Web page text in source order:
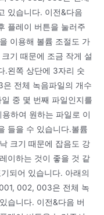
있습니다. 이전&다음
플레이 버튼을 눌러주
이용해 볼륨 조절도 가
기 때문에 조금 작게 설
.왼쪽 상단에 3자리 숫
전체 녹음파일의 개수
중 몇 번째 파일인지를
하여 원하는 파일로 이
들을 수 있습니다.볼륨
크기 때문에 잡음도 강
이하는 것이 좋을 것 같
되어 있습니다. 아래의
002, 003은 전체 녹
습니다. 이전&다음 버